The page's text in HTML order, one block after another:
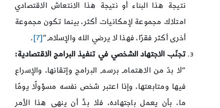
نتيجة هذا البناء أو نتيجة هذا الانتعاش الاقتصادي
امتلاك مجموعة لإمكانيات أكثر، بينما تكون مجموعة
أخرى أكثر فقرًا، فهذا لا يرضي الله والإسلام”[7]
.
تجنّب الاجتهاد الشخصي في تنفيذ البرامج الاقتصادية:
“لا بدّ من الاهتمام برسم البرامج وإتقانها، والإسراع
فيها ومتابعتها، وإذا اعتبر شخص نفسه مسؤولًا يومًا
ما، بأن يعمل باجتهاده، فلا بدَّ أن ينهي هذا الأمر